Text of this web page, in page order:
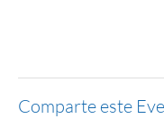
Comparte este